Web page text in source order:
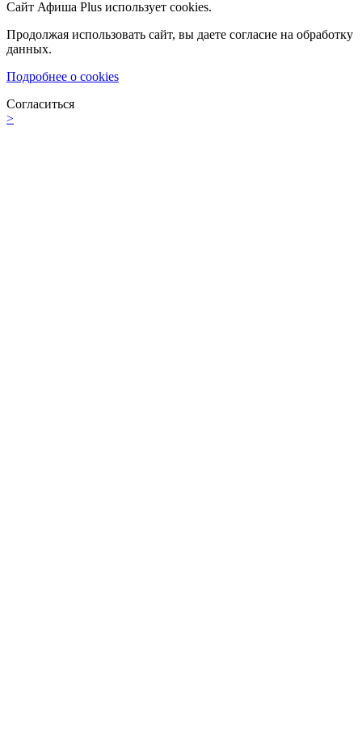
Сайт Афиша Plus использует cookies.
Продолжая использовать сайт, вы даете согласие на обработку
данных.
Подробнее о cookies
Согласиться
>